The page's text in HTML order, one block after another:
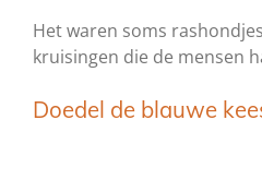
Het waren soms
kruisingen die de mensen
Doedel de blauwe